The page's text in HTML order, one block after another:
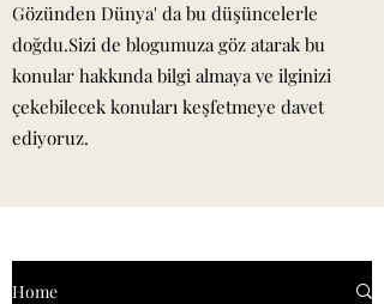
Home
Gözünden Dünya' da bu düşüncelerle
doğdu.Sizi de blogumuza göz atarak bu
konular hakkında bilgi almaya ve ilginizi
çekebilecek konuları keşfetmeye davet
ediyoruz.